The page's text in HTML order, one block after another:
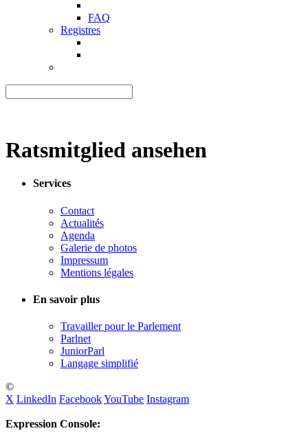
FAQ
Registres
Ratsmitglied ansehen
Services
Contact
Actualités
Agenda
Galerie de photos
Impressum
Mentions légales
En savoir plus
Travailler pour le Parlement
Parlnet
JuniorParl
Langage simplifié
©
X LinkedIn FacebookYouTube Instagram
Expression Console: